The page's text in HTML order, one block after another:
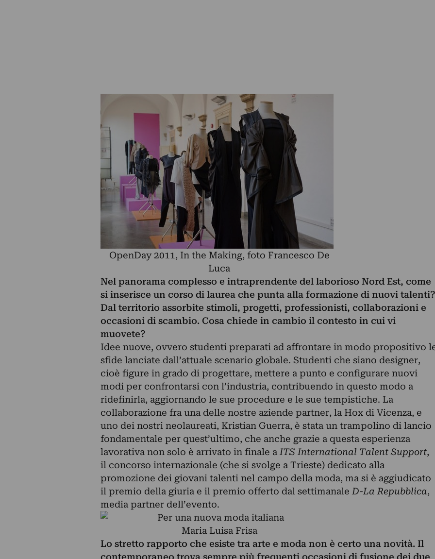
OpenDay 2011, In the Making, foto Francesco De
Luca
Nel panorama complesso e intraprendente del laborioso Nord Est, come
si inserisce un corso di laurea che punta alla formazione di nuovi talenti?
Dal territorio assorbite stimoli, progetti, professionisti, collaborazioni e
occasioni di scambio. Cosa chiede in cambio il contesto in cui vi
muovete?
Idee nuove, ovvero studenti preparati ad affrontare in modo propositivo
sfide lanciate dall’attuale scenario globale. Studenti che siano designer,
cioè figure in grado di progettare, mettere a punto e configurare nuovi
modi per confrontarsi con l’industria, contribuendo in questo modo a
ridefinirla, aggiornando le sue procedure e le sue tempistiche. La
collaborazione fra una delle nostre aziende partner, la Hox di Vicenza, e
uno dei nostri neolaureati, Kristian Guerra, è stata un trampolino di lancio
fondamentale per quest’ultimo, che anche grazie a questa esperienza
lavorativa non solo è arrivato in finale a ITS International Talent Support,
il concorso internazionale (che si svolge a Trieste) dedicato alla
promozione dei giovani talenti nel campo della moda, ma si è aggiudicato
il premio della giuria e il premio offerto dal settimanale D-La Repubblica,
media partner dell’evento.
Maria Luisa Frisa
Lo stretto rapporto che esiste tra arte e moda non è certo una novità. Il